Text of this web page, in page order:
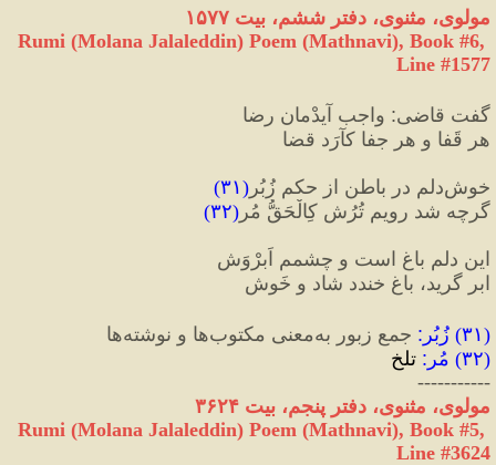
مولوی، مثنوی، دفتر ششم، بیت ۱۵۷۷
Rumi (Molana Jalaleddin) Poem (Mathnavi), Book #6,
Line #1577
گفت قاضی: واجب آیدْمان رضا
هر قَفا و هر جفا کآرَد قضا
خوش‌دلم در باطن از حکمِ زُبُر (۳۱)
گرچه شد رویم تُرُش کِالْحَقُّ مُر (۳۲)
این دلم باغ است و چشمم اَبرْوَش
ابر گرید، باغ خندد شاد و خَوش
(۳۱) زُبُر : جمعِ زبور به‌معنی مکتوب‌ها و نوشته‌ها
(۳۲) مُر : تلخ
-----------
مولوی، مثنوی، دفتر پنجم، بیت ۳۶۲۴
Rumi (Molana Jalaleddin) Poem (Mathnavi), Book #5,
Line #3624